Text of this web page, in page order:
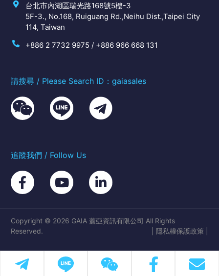
台北市內湖區瑞光路168號5樓-3
5F-3., No.168, Ruiguang Rd.,Neihu Dist.,Taipei City
114, Taiwan
+886 2 7732 9975 / +886 966 668 131
請搜尋 / Please Search ID：gaiasales
追蹤我們 / Follow Us
Copyright © 2026 GAIA 蓋亞資訊有限公司 All Rights
Reserved.
隱私權保護政策